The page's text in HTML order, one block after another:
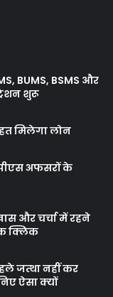
BUMS, BSMS और
शुरू
मिलेगा लोन
अफसरों के
और चर्चा में रहने
क्लिक
जत्था नहीं कर
ऐसा क्यों